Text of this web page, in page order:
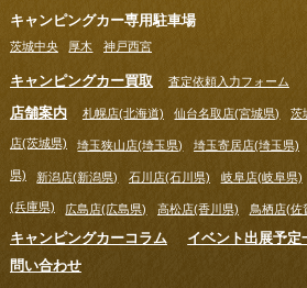
キャンピングカー専用駐車場
茨城中央 厚木 神戸西宮
キャンピングカー買取 査定依頼入力フォーム
店舗案内 札幌店(北海道) 仙台名取店(宮城県) 茨
店(茨城県) 埼玉狭山店(埼玉県) 埼玉寄居店(埼玉県)
県) 新潟店(新潟県) 石川店(石川県) 岐阜店(岐阜県)
(兵庫県) 広島店(広島県) 高松店(香川県) 鳥栖店(佐
キャンピングカーコラム イベント出展予定
問い合わせ